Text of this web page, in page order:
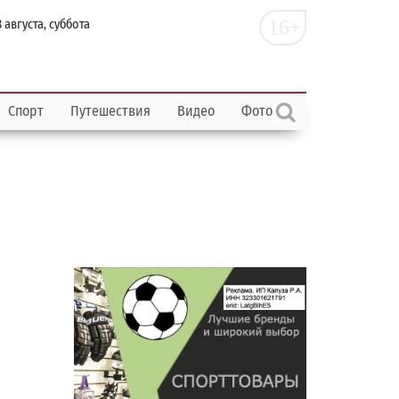
августа, суббота
Спорт Путешествия Видео Фото